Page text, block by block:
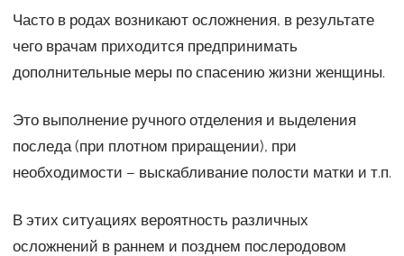
Часто в родах возникают осложнения, в результате
чего врачам приходится предпринимать
дополнительные меры по спасению жизни женщины.
Это выполнение ручного отделения и выделения
последа (при плотном приращении), при
необходимости – выскабливание полости матки и т.п.
В этих ситуациях вероятность различных
осложнений в раннем и позднем послеродовом